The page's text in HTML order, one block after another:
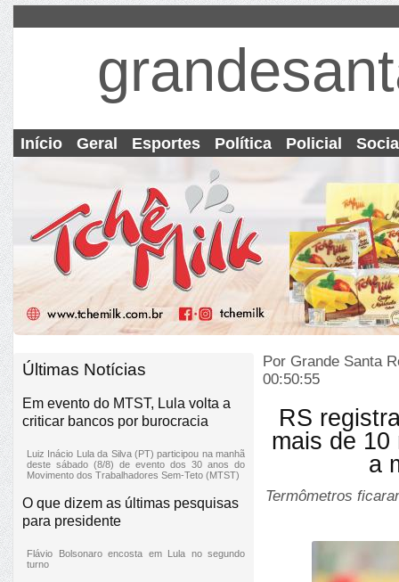
Início Geral Esportes Política Policial
Últimas Notícias
Em evento do MTST, Lula volta a
criticar bancos por burocracia
Luiz Inácio Lula da Silva (PT) participou na manhã
deste sábado (8/8) de evento dos 30 anos do
Movimento dos Trabalhadores Sem-Teto (MTST)
O que dizem as últimas pesquisas
para presidente
Flávio Bolsonaro encosta em Lula no segundo
turno
Por Grande Santa
00:50:55
RS
mais de 10
a
Termômetros